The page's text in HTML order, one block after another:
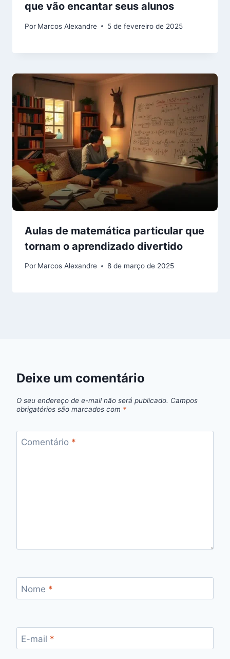
que vão encantar seus alunos
Por Marcos Alexandre 5 de fevereiro de 2025
Aulas de matemática particular que
tornam o aprendizado divertido
Por Marcos Alexandre 8 de março de 2025
Deixe um comentário
O seu endereço de e-mail não será publicado. Campos
obrigatórios são marcados com *
Comentário *
Nome *
E-mail *